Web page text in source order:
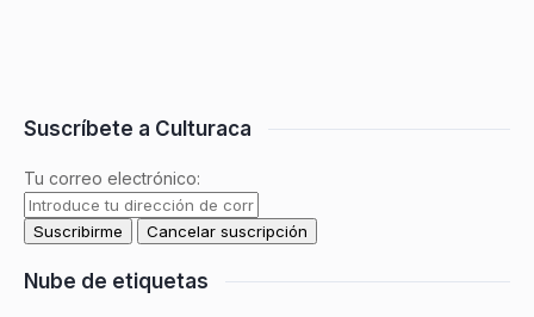
Suscríbete a Culturaca
Tu correo electrónico:
Nube de etiquetas